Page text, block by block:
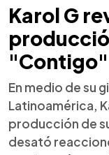
Karol G
"Contigo"
En medio de su
Latinoamérica,
producción de
desató